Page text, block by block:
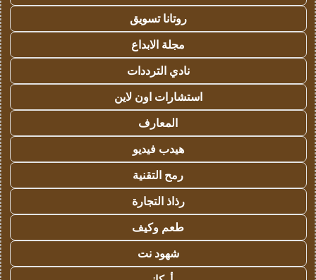
روتانا تسويق
مجلة الابداع
نادي الترددات
استشارات اون لاين
المعارف
هيدب فيديو
رمح التقنية
رذاذ التجارة
طعم وكيف
شهود نت